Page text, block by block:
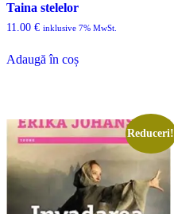
Taina stelelor
11.00 € inklusive 7% MwSt.
Adaugă în coș
Reduceri!